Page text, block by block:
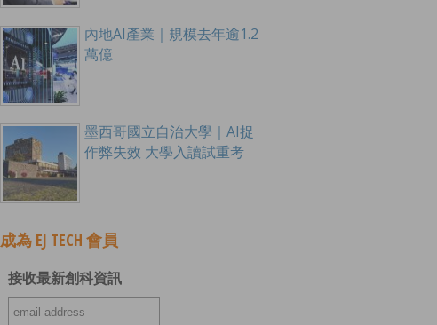
內地AI產業｜規模去年逾1.2
萬億
墨西哥國立自治大學｜AI捉
作弊失效 大學入讀試重考
成為 EJ TECH 會員
接收最新創科資訊